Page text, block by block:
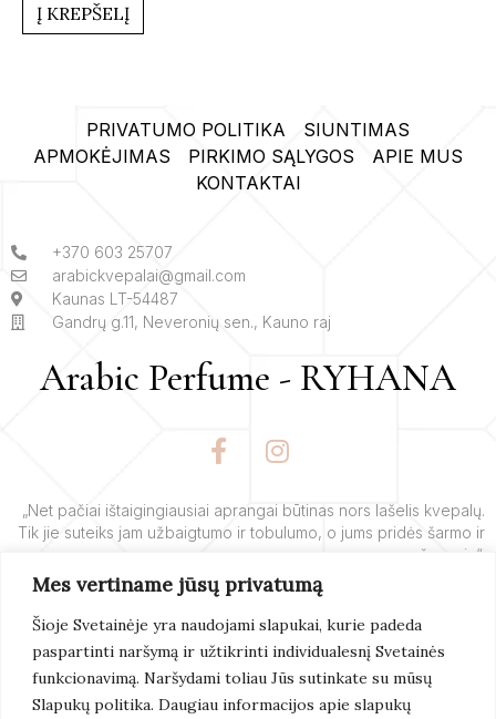
Mes vertiname jūsų privatumą
Šioje Svetainėje yra naudojami slapukai, kurie padeda
paspartinti naršymą ir užtikrinti individualesnį Svetainės
funkcionavimą. Naršydami toliau Jūs sutinkate su mūsų
Slapukų politika. Daugiau informacijos apie slapukų
Į KREPŠELĮ
PRIVATUMO POLITIKA
SIUNTIMAS
APMOKĖJIMAS
PIRKIMO SĄLYGOS
APIE MUS
KONTAKTAI
+370 603 25707
arabickvepalai@gmail.com
Kaunas LT-54487
Gandrų g.11, Neveronių sen., Kauno raj
Arabic Perfume - RYHANA
F
a
e
b
o
k
-
f
I
n
t
a
g
r
a
m
„Net pačiai ištaigingiausiai aprangai būtinas nors lašelis kvepalų.
Tik jie suteiks jam užbaigtumo ir tobulumo, o jums pridės šarmo ir
žavesio“.
SkaitytiDaugiau